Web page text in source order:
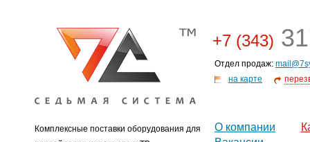
Комплексные поставки оборудования для
+7 (343)
Отдел продаж:
на карте
О компании